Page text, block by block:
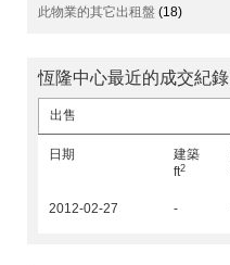
此物業的其它出租盤 (18)
恆隆中心最近的成交紀錄
出售
日期
建築
ft2
2012-02-27 -